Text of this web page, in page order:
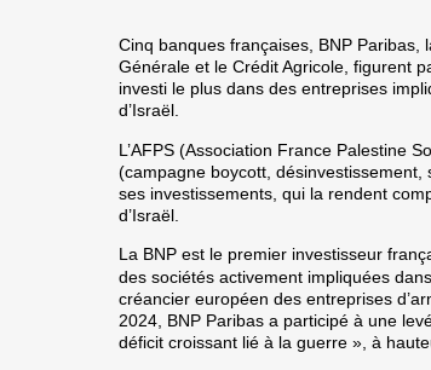
Cinq banques françaises, BNP Paribas,
Générale et le Crédit Agricole, figurent
investi le plus dans des entreprises
d’Israël.
L’AFPS (Association France Palestine
(campagne boycott,
ses investissements, qui la rendent
d’Israël.
La BNP est le premier investisseur
des sociétés activement impliquées
créancier européen des entreprises
2024, BNP Paribas a participé à une
déficit croissant lié à la guerre », à